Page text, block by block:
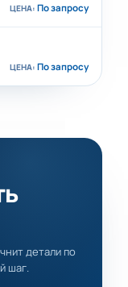
По запросу
По запросу
детали по
шаг.